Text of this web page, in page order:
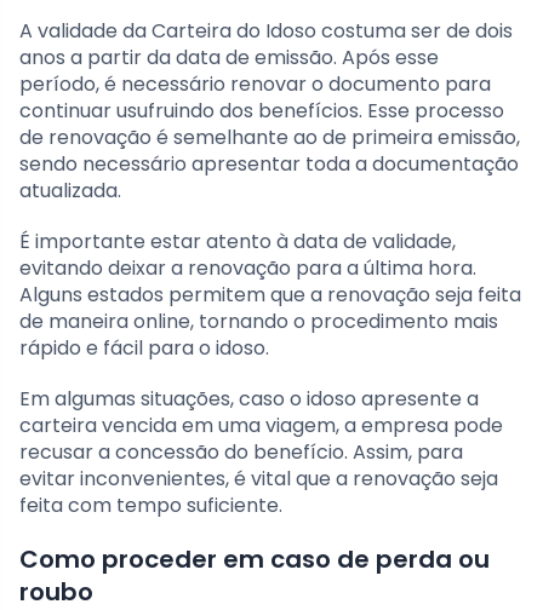
A validade da Carteira do Idoso costuma ser de dois
anos a partir da data de emissão. Após esse
período, é necessário renovar o documento para
continuar usufruindo dos benefícios. Esse processo
de renovação é semelhante ao de primeira emissão,
sendo necessário apresentar toda a documentação
atualizada.
É importante estar atento à data de validade,
evitando deixar a renovação para a última hora.
Alguns estados permitem que a renovação seja feita
de maneira online, tornando o procedimento mais
rápido e fácil para o idoso.
Em algumas situações, caso o idoso apresente a
carteira vencida em uma viagem, a empresa pode
recusar a concessão do benefício. Assim, para
evitar inconvenientes, é vital que a renovação seja
feita com tempo suficiente.
Como proceder em caso de perda ou
roubo